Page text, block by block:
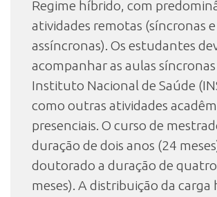
Regime híbrido, com
atividades remotas (síncronas e
assíncronas). Os estudantes
acompanhar as aulas
Instituto Nacional de Saúde
como outras atividades
presenciais. O curso de
duração de dois anos (24
doutorado a duração de
meses). A distribuição da carga